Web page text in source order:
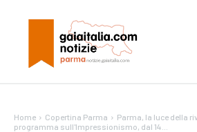
Home Copertina Parma
Parma, la luce della
programma sull'Impressionismo, dal 14...